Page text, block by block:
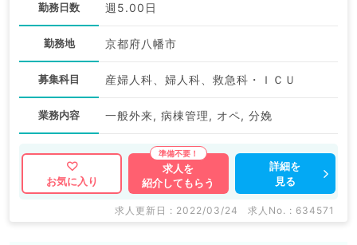
勤務日数 週5.00日
勤務地 京都府八幡市
募集科目 産婦人科、婦人科、救急科・ＩＣＵ
業務内容 一般外来, 病棟管理, オペ, 分娩
お気に入り
求人を
紹介してもらう
詳細を
見る
求人更新日 : 2022/03/24 求人No. : 634571